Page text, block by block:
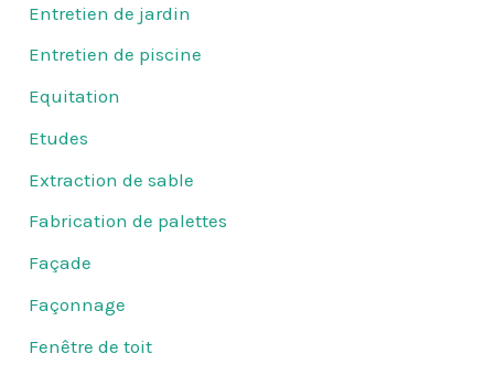
Entretien de jardin
Entretien de piscine
Equitation
Etudes
Extraction de sable
Fabrication de palettes
Façade
Façonnage
Fenêtre de toit